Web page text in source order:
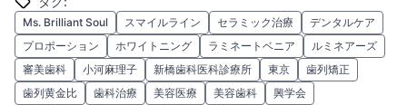
Ms. Brilliant Soul スマイルライン セラミック治療
デンタルケア
プロポーション
ホワイトニング ラミネートベニア
ルミネアーズ
審美歯科
小河麻理子 新橋歯科医科診療所 東京
歯列矯正
歯列黄金比
歯科治療 美容医療 美容歯科 興学会